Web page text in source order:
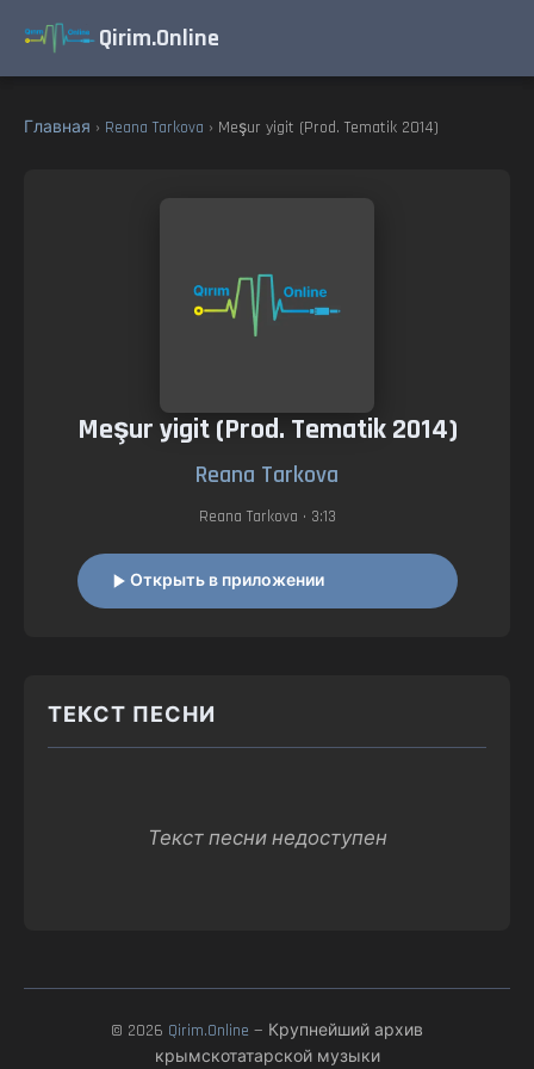
Qirim.Online
Главная › Reana Tarkova › Meşur yigit (Prod. Tematik 2014)
Meşur yigit (Prod. Tematik 2014)
Reana Tarkova
Reana Tarkova • 3:13
Открыть в приложении
ТЕКСТ ПЕСНИ
Текст песни недоступен
© 2026 Qirim.Online — Крупнейший архив
крымскотатарской музыки